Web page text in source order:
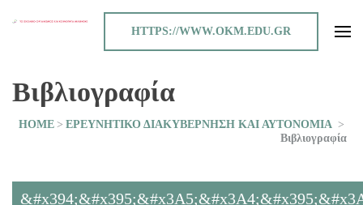
TO ΣΧΟΛΕΙΟ ΟΡΓΑΝΙΣΜΟΣ ΚΑΙ ΚΟΙΝΟΤΗΤΑ ΜΑΘΗΣΗΣ
HTTPS://WWW.OKM.EDU.GR
Βιβλιογραφία
HOME > EΡΕΥΝΗΤΙΚΟ ΔΙΑΚΥΒΕΡΝΗΣΗ ΚΑΙ ΑΥΤΟΝΟΜΙΑ >
Βιβλιογραφία